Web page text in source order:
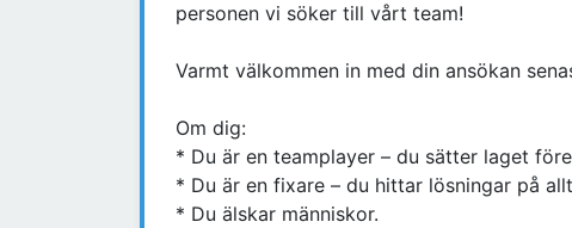
personen vi söker till vårt team!
Varmt välkommen in med din ansökan
Om dig:
* Du är en teamplayer – du sätter laget
* Du är en fixare – du hittar lösningar på
* Du älskar människor.